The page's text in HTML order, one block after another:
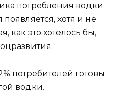
потребления водки
хотя и не
как это хотелось бы,
потребителей готовы
водки.